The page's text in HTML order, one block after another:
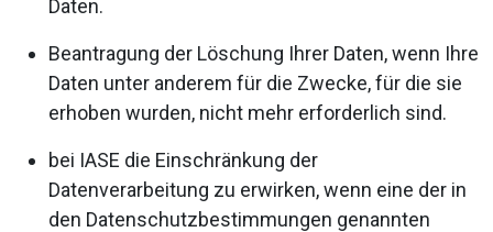
Daten.
Beantragung der Löschung Ihrer Daten, wenn Ihre
Daten unter anderem für die Zwecke, für die sie
erhoben wurden, nicht mehr erforderlich sind.
bei IASE die Einschränkung der
Datenverarbeitung zu erwirken, wenn eine der in
den Datenschutzbestimmungen genannten